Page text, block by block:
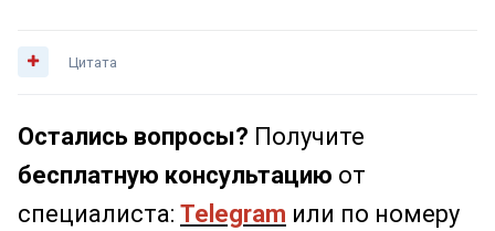
Цитата
Остались вопросы? Получите
бесплатную консультацию от
специалиста: Telegram или по номеру